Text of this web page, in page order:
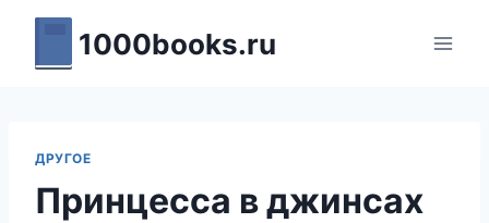
Перейти
содержимому
1000books.ru
ДРУГОЕ
Принцесса в джинсах